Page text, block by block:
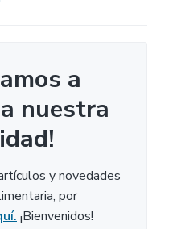
a
nuestra
y novedades
por
¡Bienvenidos!